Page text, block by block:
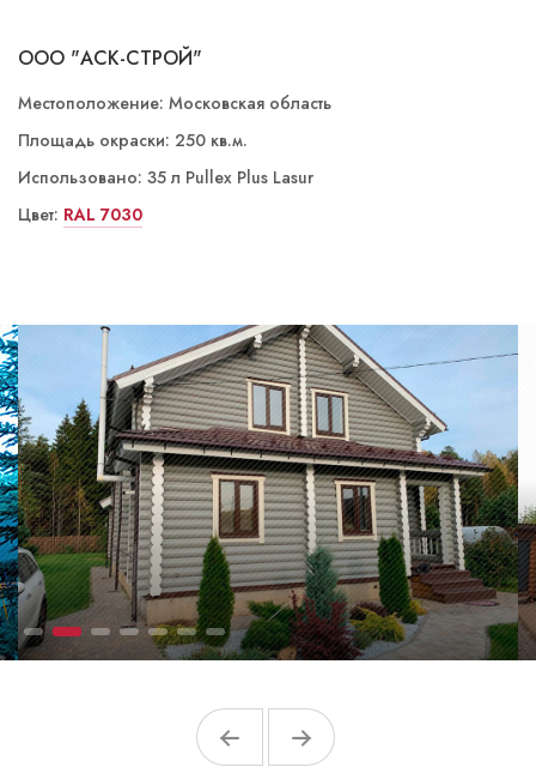
LW 01/3 Лиственница
ООО "АСК-СТРОЙ"
Местоположение: Московская область
Площадь окраски: 250 кв.м.
Использовано: 35 л Pullex Plus Lasur
Цвет: RAL 7030
LW 02/4 Палисандр
LW 02/3 Орех
ST 06/5 Номаде
ST 03/4 Йога темная
LW 01/3 Лиственница